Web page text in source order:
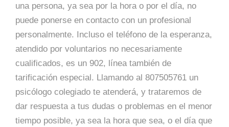
una persona, ya sea por la hora o por el día, no
puede ponerse en contacto con un profesional
personalmente. Incluso el teléfono de la esperanza,
atendido por voluntarios no necesariamente
cualificados, es un 902, línea también de
tarificación especial. Llamando al 807505761 un
psicólogo colegiado te atenderá, y trataremos de
dar respuesta a tus dudas o problemas en el menor
tiempo posible, ya sea la hora que sea, o el día que